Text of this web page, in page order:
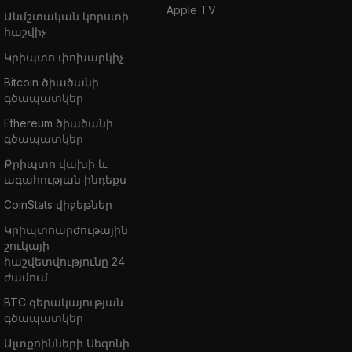
Անմշտական կորստի
հաշվիչ
Կրիպտո փոխարկիչ
Bitcoin ծիածանի
գծապատկեր
Ethereum ծիածանի
գծապատկեր
Քրիպտո վախի և
ագահության ինդեքս
CoinStats վիջեթներ
Կրիպտոարժութային
շուկայի
հաշվետվությունը 24
ժամում
BTC գերակայության
գծապատկեր
Ալտքոինների Սեզոնի
Apple TV